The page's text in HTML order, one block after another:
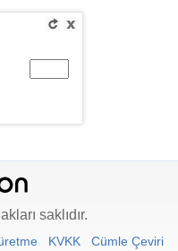
saklıdır.
KVKK Cümle Çeviri